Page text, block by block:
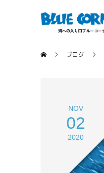
ブログ
NOV
02
2020